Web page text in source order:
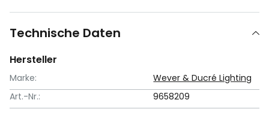
Technische Daten
Hersteller
Marke:
Wever & Ducré Lighting
Art.-Nr.:
9658209